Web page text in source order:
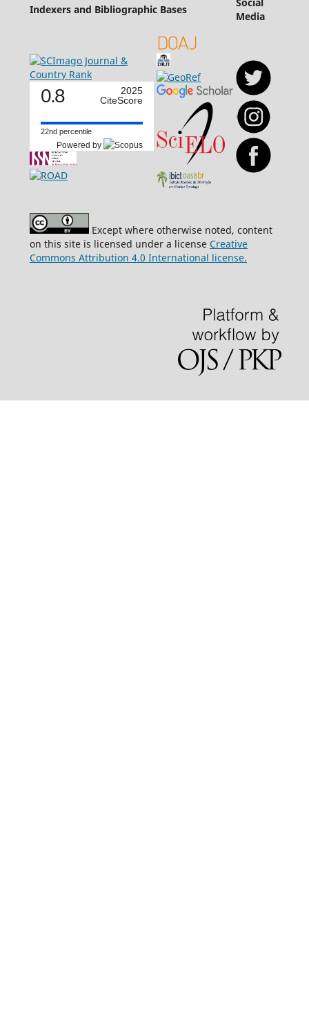
Indexers and Bibliographic Bases
Media
0.8
2025
CiteScore
22nd percentile
Powered by
Except where otherwise noted, content
on this site is licensed under a license Creative
Commons Attribution 4.0 International license.